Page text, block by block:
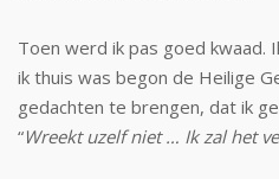
Toen werd ik pas goed kwaad.
ik thuis was begon de Heilige
gedachten te brengen, dat ik
“Wreekt uzelf niet … Ik zal het